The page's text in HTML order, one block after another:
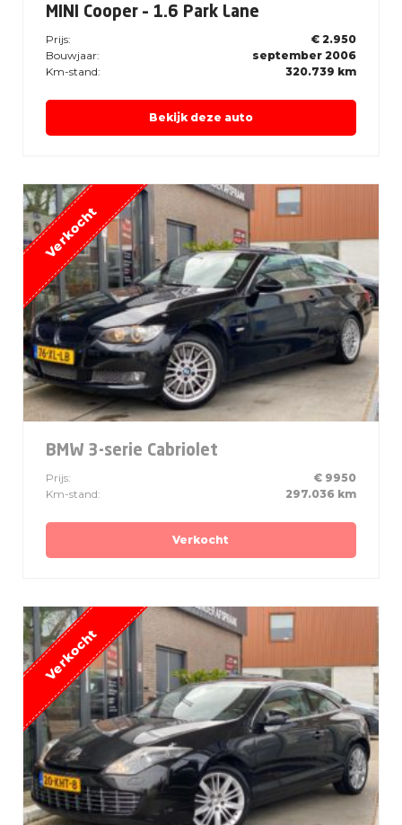
MINI Cooper – 1.6 Park Lane
Prijs:
€ 2.950
Bouwjaar:
september 2006
Km-stand:
320.739 km
Bekijk deze auto
BMW 3-serie Cabriolet
Prijs:
€ 9950
Km-stand:
297.036 km
Verkocht